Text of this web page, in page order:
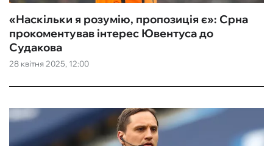
28 квітня 2025, 12:00
«Наскільки я розумію, пропозиція є»: Срна
прокоментував інтерес Ювентуса до
Судакова